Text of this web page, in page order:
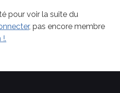
pour voir la suite du
, pas encore membre